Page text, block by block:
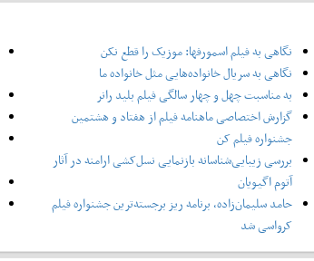
نگاهی به فیلم اسمورفها: موزیک را قطع نکن
نگاهی به سریال خانواده‌هایی مثل خانواده ما
به مناسبت چهل و چهار سالگی فیلم بلید رانر
گزارش اختصاصی ماهنامه فیلم از هفتاد و هشتمین
جشنواره فیلم کن
بررسی زیبایی‌شناسانه بازنمایی نسل‌کشی ارامنه در آثار
آتوم اگیویان
حامد سلیمان‌زاده، برنامه ریز برجسته‌ترین جشنواره فیلم
کرواسی شد